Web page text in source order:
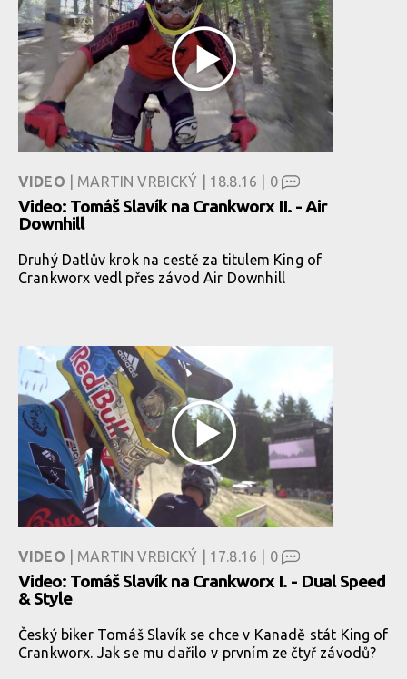
VIDEO | MARTIN VRBICKÝ | 18.8.16 | 0
Video: Tomáš Slavík na Crankworx II. - Air
Downhill
Druhý Datlův krok na cestě za titulem King of
Crankworx vedl přes závod Air Downhill
VIDEO | MARTIN VRBICKÝ | 17.8.16 | 0
Video: Tomáš Slavík na Crankworx I. - Dual Speed
& Style
Český biker Tomáš Slavík se chce v Kanadě stát King of
Crankworx. Jak se mu dařilo v prvním ze čtyř závodů?